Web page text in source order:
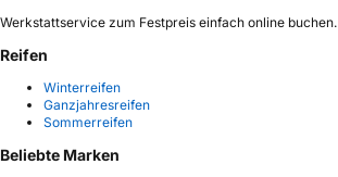
Werkstattservice zum Festpreis einfach online buchen.
Reifen
Winterreifen
Ganzjahresreifen
Sommerreifen
Beliebte Marken